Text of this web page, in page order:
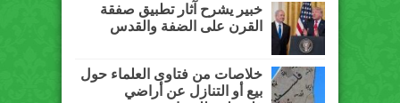
خبير يشرح آثار تطبيق صفقة
القرن على الضفة والقدس
خلاصات من فتاوى العلماء حول
بيع أو التنازل عن أراضي